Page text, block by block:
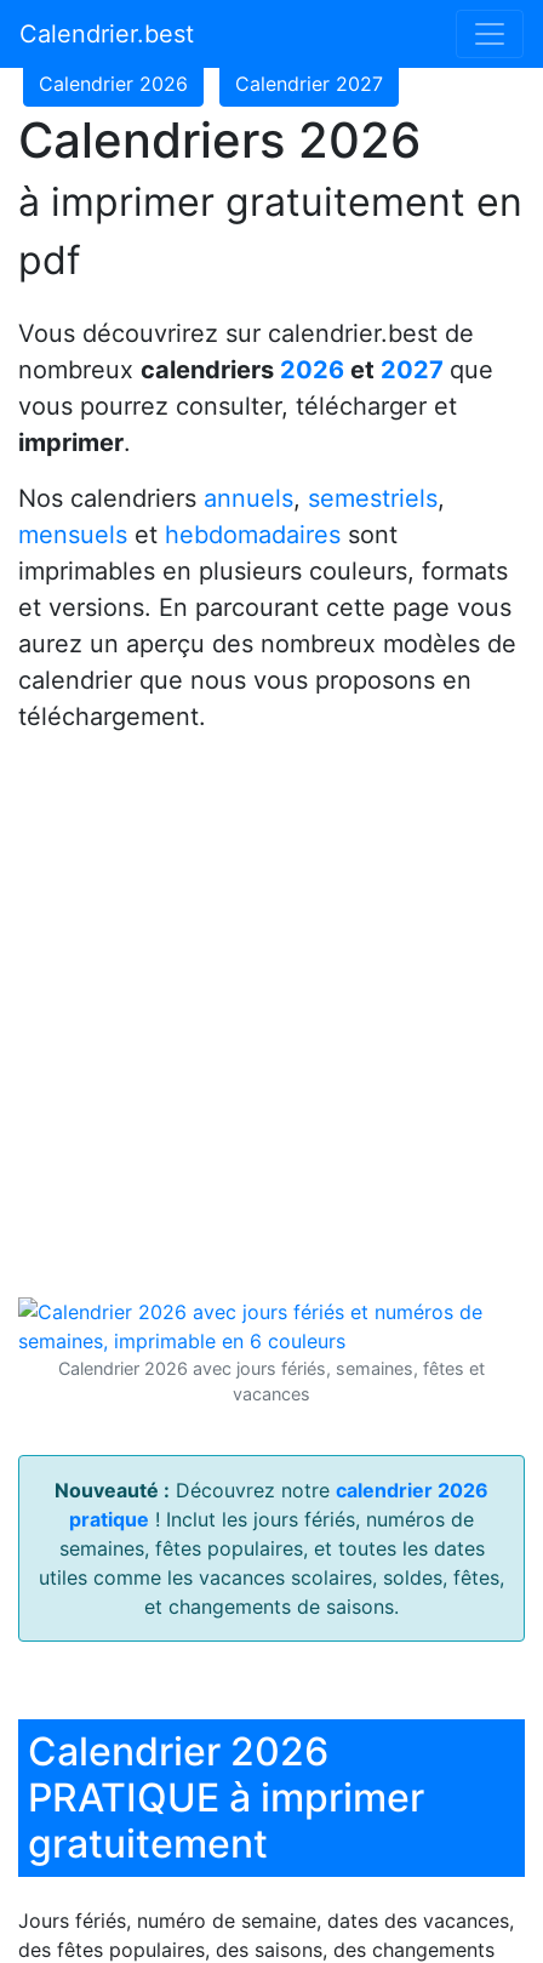
Calendrier.best
Calendrier 2024
Calendrier 2026 Calendrier 2027
Calendriers 2026
à imprimer gratuitement en
pdf
Vous découvrirez sur calendrier.best de
nombreux calendriers 2026 et 2027 que
vous pourrez consulter, télécharger et
imprimer.
Nos calendriers annuels, semestriels,
mensuels et hebdomadaires sont
imprimables en plusieurs couleurs, formats
et versions. En parcourant cette page vous
aurez un aperçu des nombreux modèles de
calendrier que nous vous proposons en
téléchargement.
Calendrier 2026 avec jours fériés, semaines, fêtes et
vacances
Nouveauté : Découvrez notre calendrier 2026
pratique ! Inclut les jours fériés, numéros de
semaines, fêtes populaires, et toutes les dates
utiles comme les vacances scolaires, soldes, fêtes,
et changements de saisons.
Calendrier 2026
PRATIQUE à imprimer
gratuitement
Jours fériés, numéro de semaine, dates des vacances,
des fêtes populaires, des saisons, des changements